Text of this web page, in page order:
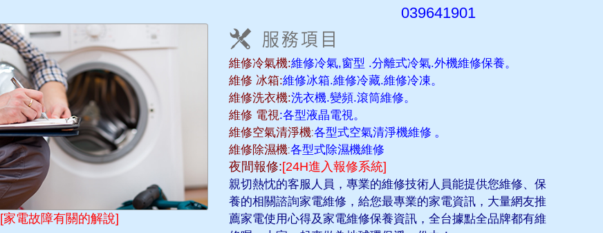
039641901
[家電故障有關的解說]
維修冷氣機:維修冷氣,窗型 .分離式冷氣.外機維修保養。
維修 冰箱:維修冰箱.維修冷藏.維修冷凍。
維修洗衣機:洗衣機.變頻.滾筒維修。
維修 電視:各型液晶電視。
維修空氣清淨機:各型式空氣清淨機維修 。
維修除濕機:各型式除濕機維修
夜間報修:[24H進入報修系統]
親切熱忱的客服人員，專業的維修技術人員能提供您維修、保
養的相關諮詢家電維修，給您最專業的家電資訊，大量網友推
薦家電使用心得及家電維修保養資訊，全台據點全品牌都有維